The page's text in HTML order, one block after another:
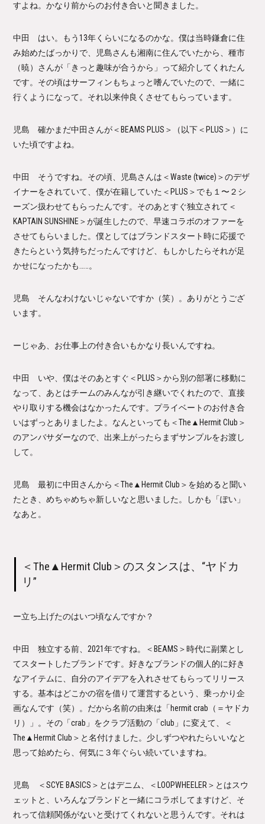
すよね。かなり前からのお付き合いと聞きました。
中田 はい。もう13年くらいになるのかな。僕は当時鎌倉に住
み始めたばっかりで、児島さんも湘南に住んでいたから、種市
（暁）さんが「きっと趣味が合うから」って紹介してくれたん
です。その頃はサーフィンもちょっと嗜んでいたので、一緒に
行くようになって。それ以来仲良くさせてもらっています。
児島 確かまだ中田さんが＜BEAMS PLUS＞（以下＜PLUS＞）に
いた頃ですよね。
中田 そうですね。その頃、児島さんは＜Waste (twice)＞のデザ
イナーをされていて、僕が在籍していた＜PLUS＞でも１〜２シ
ーズン扱わせてもらったんです。そのあとすぐ独立されて＜
KAPTAIN SUNSHINE＞が誕生したので、早速コラボのオファーを
させてもらいました。僕としてはブランドスタート時に応援で
きたらという気持ちだったんですけど、もしかしたらそれが足
かせになったかも……。
児島 そんなわけないじゃないですか（笑）。ありがとうござ
います。
ーじゃあ、お仕事上の付き合いもかなり長いんですね。
中田 いや、僕はそのあとすぐ＜PLUS＞から別の部署に移動に
なって、あとはチームのみんなが引き継いでくれたので、直接
やり取りする機会はなかったんです。プライベートのお付き合
いはずっとありましたよ。なんといっても＜The▲Hermit Club＞
のアンバサダーなので、出来上がったらまずサンプルをお渡し
して。
児島 最初に中田さんから＜The▲Hermit Club＞を始めると聞い
たとき、めちゃめちゃ新しいなと思いました。しかも「ぽい」
なあと。
＜The▲Hermit Club ＞のスタンスは、“ヤドカ
リ”
ー立ち上げたのはいつ頃なんですか？
中田 独立する前、2021年ですね。＜BEAMS＞時代に副業とし
てスタートしたブランドです。好きなブランドの個人的に好き
なアイテムに、自分のアイデアを入れさせてもらってリリース
する。基本はどこかの宿を借りて運営するという、乗っかり企
画なんです（笑）。だから名前の由来は「hermit crab（＝ヤドカ
リ）」。その「crab」をクラブ活動の「club」に変えて、＜
The▲Hermit Club＞と名付けました。少しずつやれたらいいなと
思って始めたら、何気に３年ぐらい続いていますね。
児島 ＜SCYE BASICS＞とはデニム、＜LOOPWHEELER＞とはスウ
ェットと、いろんなブランドと一緒にコラボしてますけど、そ
れって信頼関係がないと受けてくれないと思うんです。それは